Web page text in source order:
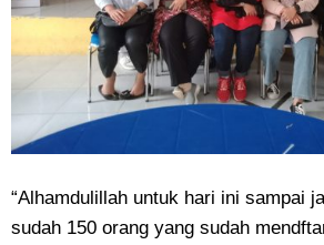
“Alhamdulillah untuk hari ini sampai
sudah 150 orang yang sudah